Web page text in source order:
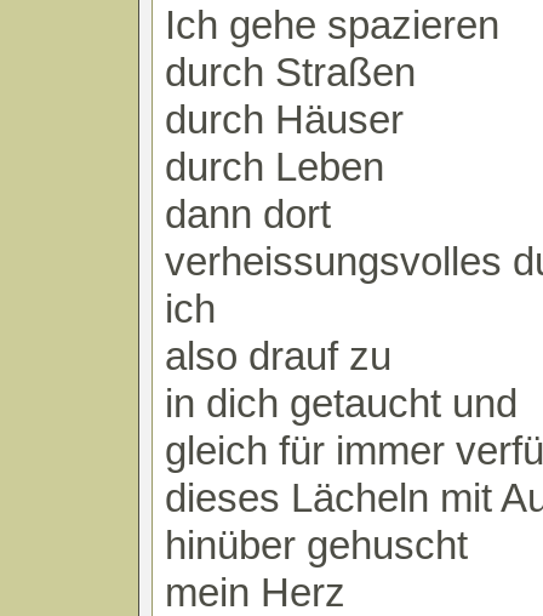
Ich gehe spazieren
durch Straßen
durch Häuser
durch Leben
dann dort
verheissungsvolles
ich
also drauf zu
in dich getaucht und
gleich für immer
dieses Lächeln mit
hinüber gehuscht
mein Herz